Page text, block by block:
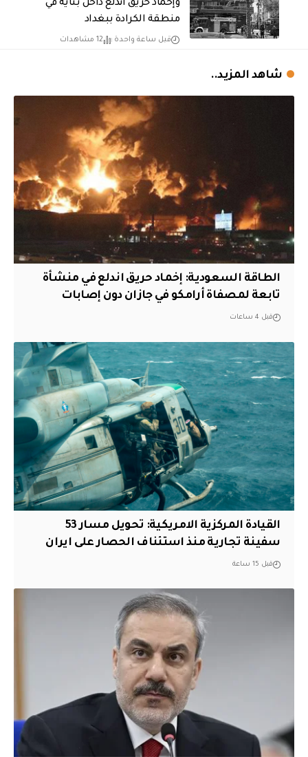
وإخماد حريق اندلع داخل بناية في
منطقة الكرادة ببغداد
قبل ساعة واحدة 12 مشاهدات
شاهد المزيد..
‏الطاقة السعودية: إخماد حريق اندلع في منشأة
تابعة لمصفاة أرامكو في جازان دون إصابات
قبل 4 ساعات
القيادة المركزية الامريكية: تحويل مسار 53
سفينة تجارية منذ استئناف الحصار على ايران
قبل 15 ساعة